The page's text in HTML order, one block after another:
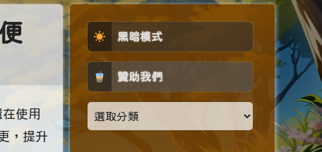
使用
，提升
黑暗模式
贊助我們